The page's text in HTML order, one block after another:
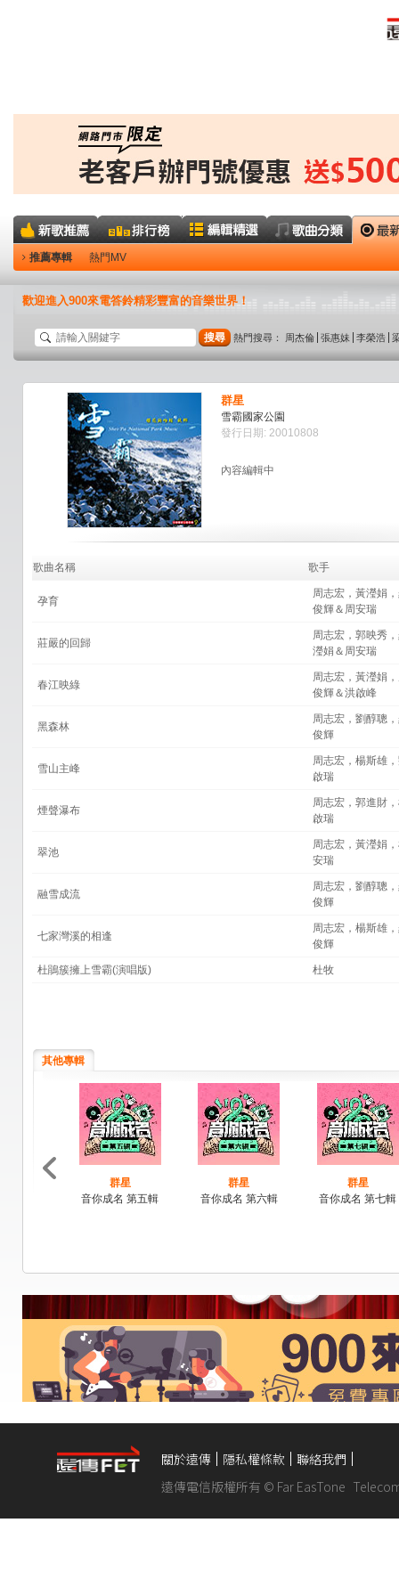
推薦專輯 熱門MV
歡迎進入900來電答鈴精彩豐富的音樂世界！
搜尋 熱門搜尋： 周杰倫 張惠妹 李榮浩
群星
雪霸國家公園
發行日期: 20010808
內容編輯中
歌曲名稱 歌手
孕育
周志宏，黃瀅娟
俊輝＆周安瑞
莊嚴的回歸
周志宏，郭映秀
瀅娟＆周安瑞
春江映綠
周志宏，黃瀅娟
俊輝＆洪啟峰
黑森林
周志宏，劉醇聰
俊輝
雪山主峰
周志宏，楊斯雄
啟瑞
煙聲瀑布
周志宏，郭進財
啟瑞
翠池
周志宏，黃瀅娟
安瑞
融雪成流
周志宏，劉醇聰
俊輝
七家灣溪的相逢
周志宏，楊斯雄
俊輝
杜鵑簇擁上雪霸(演唱版) 杜牧
其他專輯
群星
音你成名 第五輯
群星
音你成名 第六輯
群星
音你成名 第七輯
關於遠傳 隱私權條款
聯絡我們
遠傳電信版權所有 © Far EasTone